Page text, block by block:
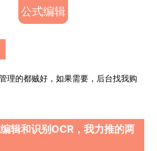
公式编辑
理的都贼好，如果需要，后台找我购
辑和识别OCR，我力推的两